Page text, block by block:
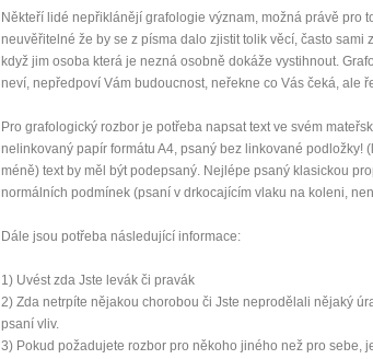
Někteří lidé nepřiklánějí grafologie význam, možná právě pro
neuvěřitelné že by se z písma dalo zjistit tolik věcí, často sami
když jim osoba která je nezná osobně dokáže vystihnout.
neví, nepředpoví Vám budoucnost, neřekne co Vás čeká, ale
Pro grafologický rozbor je potřeba napsat text ve svém
nelinkovaný papír formátu A4, psaný bez linkované podložky!
méně) text by měl být podepsaný. Nejlépe psaný klasickou
normálních podmínek (psaní v drkocajícím vlaku na koleni,
Dále jsou potřeba následující informace:
1) Uvést zda Jste levák či pravák
2) Zda netrpíte nějakou chorobou či Jste neprodělali nějaký
psaní vliv.
3) Pokud požadujete rozbor pro někoho jiného než pro sebe,